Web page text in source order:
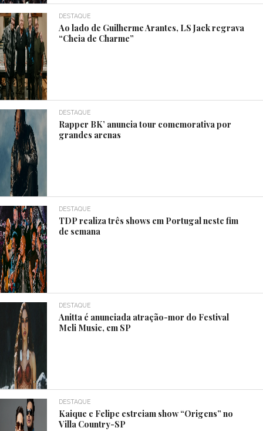
DESTAQUE
Ao lado de Guilherme Arantes, LS Jack regrava
“Cheia de Charme”
DESTAQUE
Rapper BK’ anuncia tour comemorativa por
grandes arenas
DESTAQUE
TDP realiza três shows em Portugal neste fim
de semana
DESTAQUE
Anitta é anunciada atração-mor do Festival
Meli Music, em SP
DESTAQUE
Kaique e Felipe estreiam show “Origens” no
Villa Country-SP